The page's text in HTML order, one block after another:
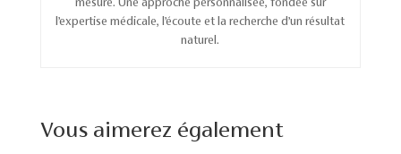
l’expertise médicale, l’écoute et la recherche d’un résultat
naturel.
Vous aimerez également